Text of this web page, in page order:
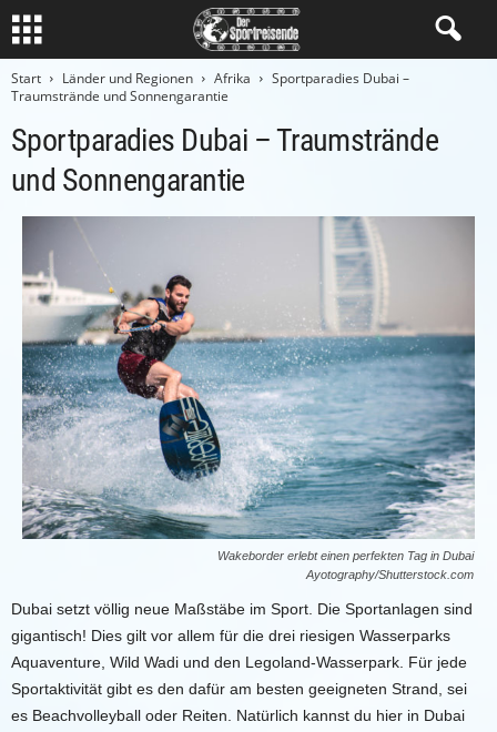
Start Länder und Regionen Afrika
Sportparadies Dubai –
Traumstrände und Sonnengarantie
Sportparadies Dubai – Traumstrände
und Sonnengarantie
Wakeborder erlebt einen perfekten Tag in Dubai
Ayotography/Shutterstock.com
Dubai setzt völlig neue Maßstäbe im Sport. Die Sportanlagen sind
gigantisch! Dies gilt vor allem für die drei riesigen Wasserparks
Aquaventure, Wild Wadi und den Legoland-Wasserpark. Für jede
Sportaktivität gibt es den dafür am besten geeigneten Strand, sei
es Beachvolleyball oder Reiten. Natürlich kannst du hier in Dubai